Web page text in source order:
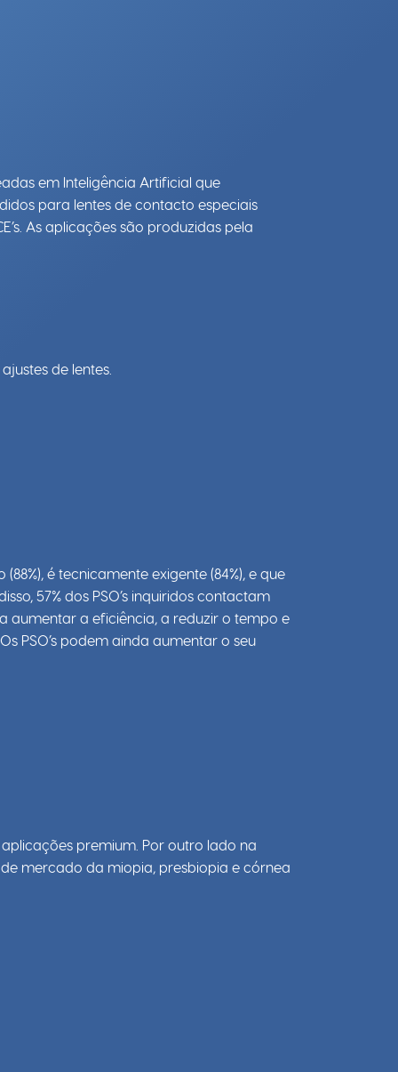
em Inteligência Artificial que
para lentes de contacto especiais
As aplicações são produzidas pela
de lentes.
é tecnicamente exigente (84%), e que
57% dos PSO’s inquiridos contactam
a aumentar a eficiência, a reduzir o tempo e
PSO’s podem ainda aumentar o seu
premium. Por outro lado na
mercado da miopia, presbiopia e córnea